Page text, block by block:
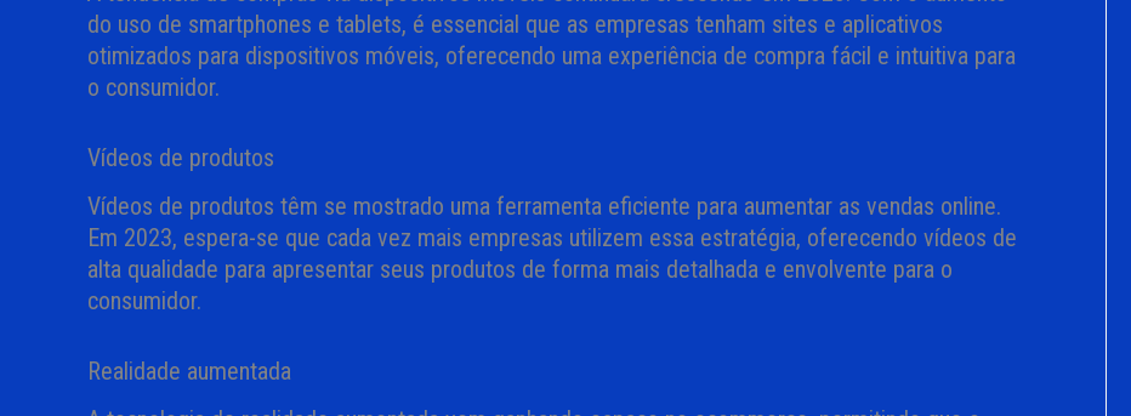
do uso de smartphones e tablets, é essencial que as empresas tenham sites e aplicativos
otimizados para dispositivos móveis, oferecendo uma experiência de compra fácil e intuitiva para
o consumidor.
Vídeos de produtos
Vídeos de produtos têm se mostrado uma ferramenta eficiente para aumentar as vendas online.
Em 2023, espera-se que cada vez mais empresas utilizem essa estratégia, oferecendo vídeos de
alta qualidade para apresentar seus produtos de forma mais detalhada e envolvente para o
consumidor.
Realidade aumentada